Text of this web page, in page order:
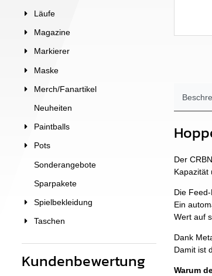
Läufe
Magazine
Markierer
Maske
Merch/Fanartikel
Neuheiten
Paintballs
Pots
Sonderangebote
Sparpakete
Spielbekleidung
Taschen
Kundenbewertung
Der
Kapazität
Die
Ein
Wert auf
Dank
Damit ist
Warum